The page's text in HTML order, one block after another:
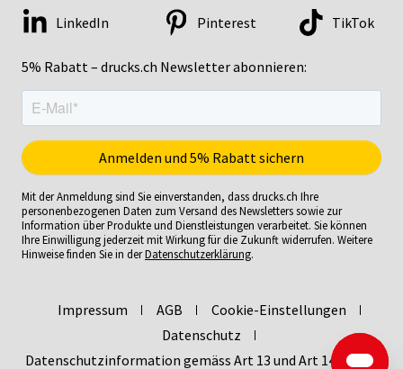
5% Rabatt – drucks.ch Newsletter abonnieren:
LinkedIn Pinterest TikTok
Mit der Anmeldung sind Sie einverstanden, dass drucks.ch Ihre
personenbezogenen Daten zum Versand des Newsletters sowie zur
Information über Produkte und Dienstleistungen verarbeitet. Sie können
Ihre Einwilligung jederzeit mit Wirkung für die Zukunft widerrufen. Weitere
Hinweise finden Sie in derDatenschutzerklärung.
Impressum AGB
Cookie-Einstellungen
Datenschutz
Datenschutzinformation gemäss Art 13 und Art 14